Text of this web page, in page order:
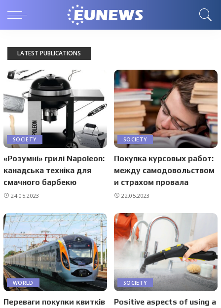
LATEST PUBLICATIONS
SOCIETY
«Розумні» грилі Napoleon:
канадська техніка для
смачного барбекю
24.05.2023
SOCIETY
Покупка курсовых работ:
между самодовольством
и страхом провала
22.05.2023
WORLD
Переваги покупки квитків
SOCIETY
Positive aspects of using a